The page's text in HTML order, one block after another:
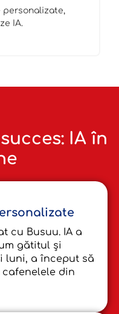
personalizate,
IA.
IA în
cu Busuu. IA a
gătitul și
luni, a început să
din